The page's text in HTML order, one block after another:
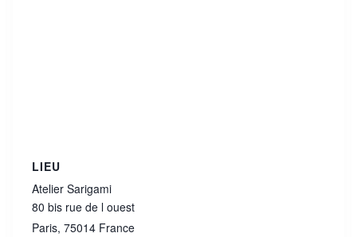
LIEU
Atelier Sarigami
80 bis rue de l ouest
Paris, 75014 France